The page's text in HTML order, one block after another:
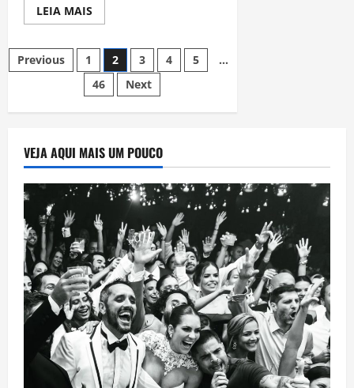
LEIA MAISRead
more
na
Seleção:
lesão
muscular
de
Neymar
vésperas
da
do
Mundo
Navegação
Previous 1 2 3 4 5
…
46
Next
VEJA AQUI MAIS UM POUCO